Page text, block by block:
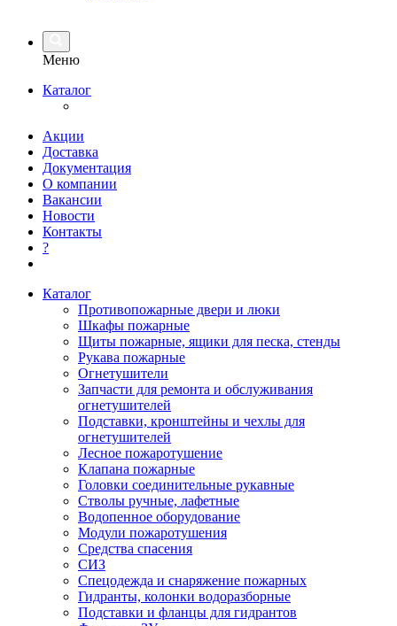
Меню
Каталог
Акции
Доставка
Документация
О компании
Вакансии
Новости
Контакты
?
Каталог
Противопожарные двери и люки
Шкафы пожарные
Щиты пожарные, ящики для песка, стенды
Рукава пожарные
Огнетушители
Запчасти для ремонта и обслуживания
огнетушителей
Подставки, кронштейны и чехлы для
огнетушителей
Лесное пожаротушение
Клапана пожарные
Головки соединительные рукавные
Стволы ручные, лафетные
Водопенное оборудование
Модули пожаротушения
Средства спасения
СИЗ
Спецодежда и снаряжение пожарных
Гидранты, колонки водоразборные
Подставки и фланцы для гидрантов